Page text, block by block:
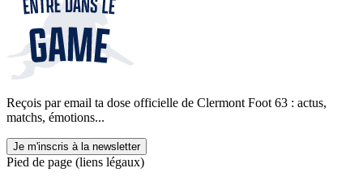
Reçois par email ta dose officielle de Clermont Foot 63 : actus,
matchs, émotions...
Je m'inscris à la newsletter
Pied de page (liens légaux)